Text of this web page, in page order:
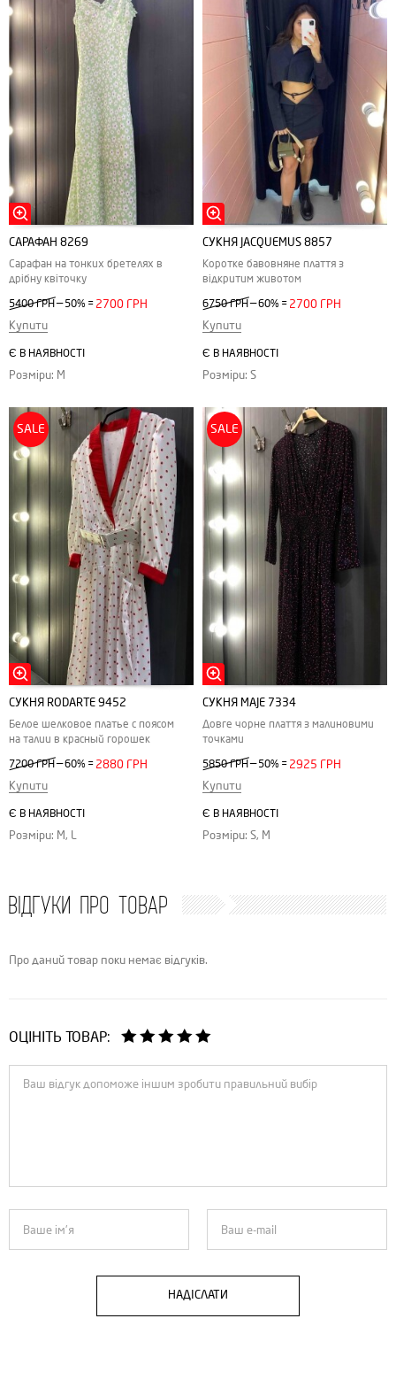
САРАФАН 8269
Сарафан на тонких бретелях в
дрібну квіточку
5400 ГРН — 50% = 2700 ГРН
Купити
Є В НАЯВНОСТІ
Розміри: M
СУКНЯ JACQUEMUS 8857
Коротке бавовняне плаття з
відкритим животом
6750 ГРН —60% = 2700 ГРН
Купити
Є В НАЯВНОСТІ
Розміри: S
SALE
СУКНЯ RODARTE 9452
Белое шелковое платье с поясом
на талии в красный горошек
7200 ГРН —60% = 2880 ГРН
Купити
Є В НАЯВНОСТІ
Розміри: M, L
SALE
СУКНЯ MAJE 7334
Довге чорне плаття з малиновими
точками
5850 ГРН — 50% = 2925 ГРН
Купити
Є В НАЯВНОСТІ
Розміри: S, M
ВІДГУКИ ПРО ТОВАР
Про даний товар поки немає відгуків.
ОЦІНІТЬ ТОВАР:
НАДІСЛАТИ